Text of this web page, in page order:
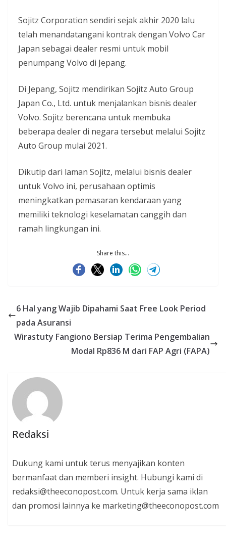
Sojitz Corporation sendiri sejak akhir 2020 lalu
telah menandatangani kontrak dengan Volvo Car
Japan sebagai dealer resmi untuk mobil
penumpang Volvo di Jepang.
Di Jepang, Sojitz mendirikan Sojitz Auto Group
Japan Co., Ltd. untuk menjalankan bisnis dealer
Volvo. Sojitz berencana untuk membuka
beberapa dealer di negara tersebut melalui Sojitz
Auto Group mulai 2021.
Dikutip dari laman Sojitz, melalui bisnis dealer
untuk Volvo ini, perusahaan optimis
meningkatkan pemasaran kendaraan yang
memiliki teknologi keselamatan canggih dan
ramah lingkungan ini.
Share this...
6 Hal yang Wajib Dipahami Saat Free Look Period
pada Asuransi
Wirastuty Fangiono Bersiap Terima Pengembalian
Modal Rp836 M dari FAP Agri (FAPA)
Redaksi
Dukung kami untuk terus menyajikan konten
bermanfaat dan memberi insight. Hubungi kami di
redaksi@theeconopost.com. Untuk kerja sama iklan
dan promosi lainnya ke marketing@theeconopost.com